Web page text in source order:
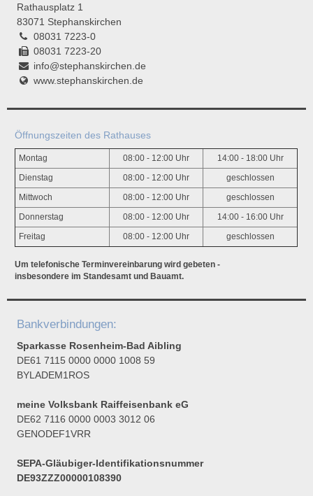
Rathausplatz 1
83071 Stephanskirchen
08031 7223-0
08031 7223-20
info@stephanskirchen.de
www.stephanskirchen.de
Öffnungszeiten des Rathauses
Montag 08:00 - 12:00 Uhr 14:00 - 18:00 Uhr
Dienstag 08:00 - 12:00 Uhr geschlossen
Mittwoch 08:00 - 12:00 Uhr geschlossen
Donnerstag 08:00 - 12:00 Uhr 14:00 - 16:00 Uhr
Freitag 08:00 - 12:00 Uhr geschlossen
Um telefonische Terminvereinbarung wird gebeten -
insbesondere im Standesamt und Bauamt.
Bankverbindungen:
Sparkasse Rosenheim-Bad Aibling
DE61 7115 0000 0000 1008 59
BYLADEM1ROS
meine Volksbank Raiffeisenbank eG
DE62 7116 0000 0003 3012 06
GENODEF1VRR
SEPA-Gläubiger-Identifikationsnummer
DE93ZZZ00000108390